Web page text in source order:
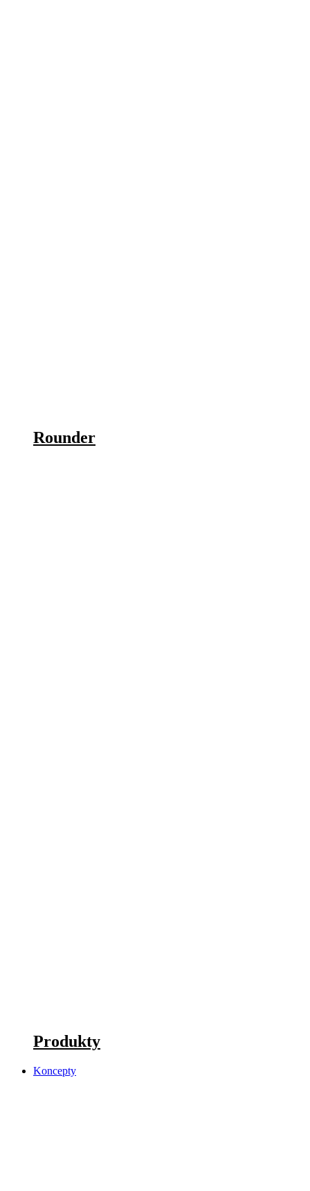
Rounder
Produkty
Koncepty